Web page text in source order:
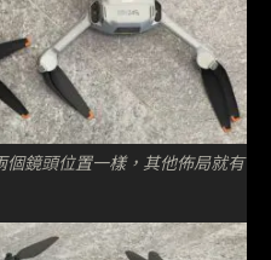
鏡頭位置一樣，其他佈局就有